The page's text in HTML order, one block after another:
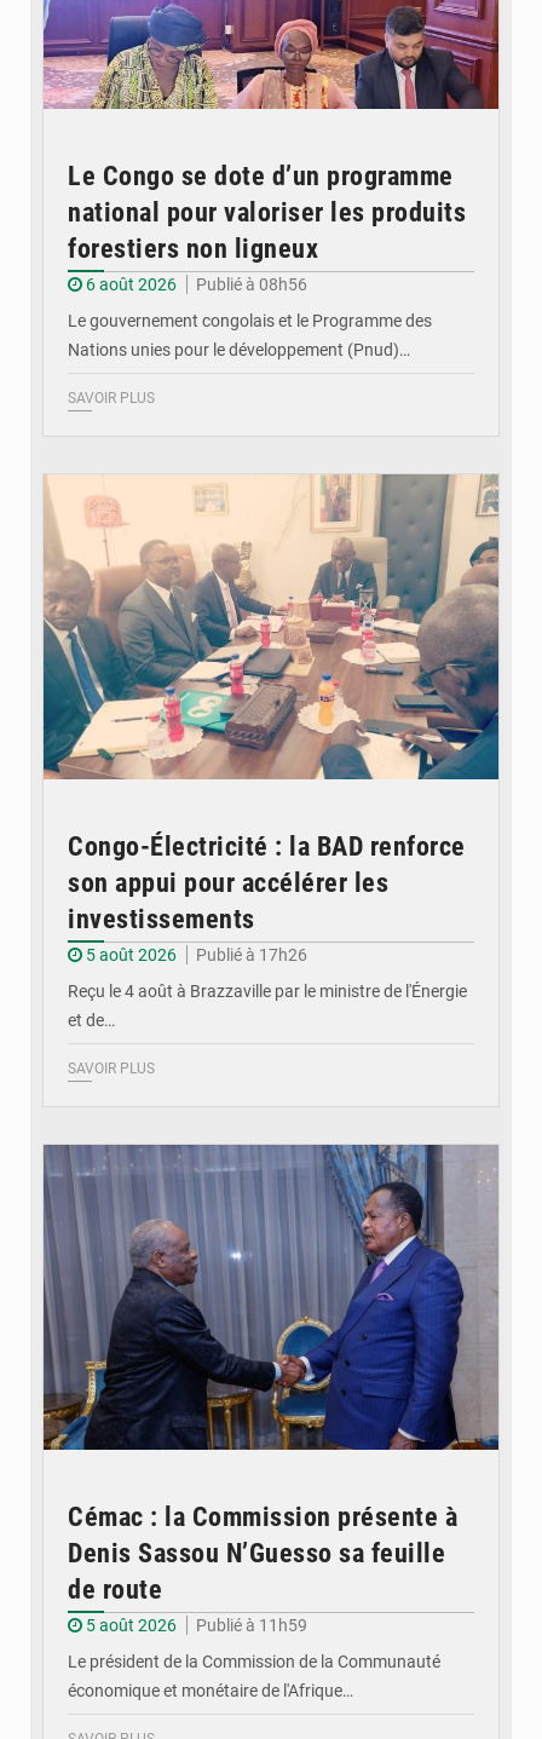
Le Congo se dote d’un programme
national pour valoriser les produits
forestiers non ligneux
6 août 2026
Publié à 08h56
Le gouvernement congolais et le Programme des
Nations unies pour le développement (Pnud)…
SAVOIR PLUS
Congo-Électricité : la BAD renforce
son appui pour accélérer les
investissements
5 août 2026
Publié à 17h26
Reçu le 4 août à Brazzaville par le ministre de l'Énergie
et de…
SAVOIR PLUS
Cémac : la Commission présente à
Denis Sassou N’Guesso sa feuille
de route
5 août 2026
Publié à 11h59
Le président de la Commission de la Communauté
économique et monétaire de l'Afrique…